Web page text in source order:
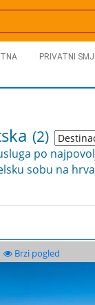
PRIVATNI
(2)
po
sobu na
Brzi pogled